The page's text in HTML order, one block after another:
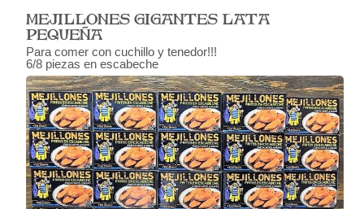
MEJILLONES GIGANTES LATA
PEQUEÑA
Para comer con cuchillo y tenedor!!!
6/8 piezas en escabeche